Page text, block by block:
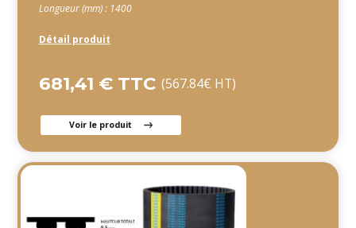
Longueur (mm) : 1400
Détail produit
681,41 € TTC (567.84€ HT)
Voir le produit